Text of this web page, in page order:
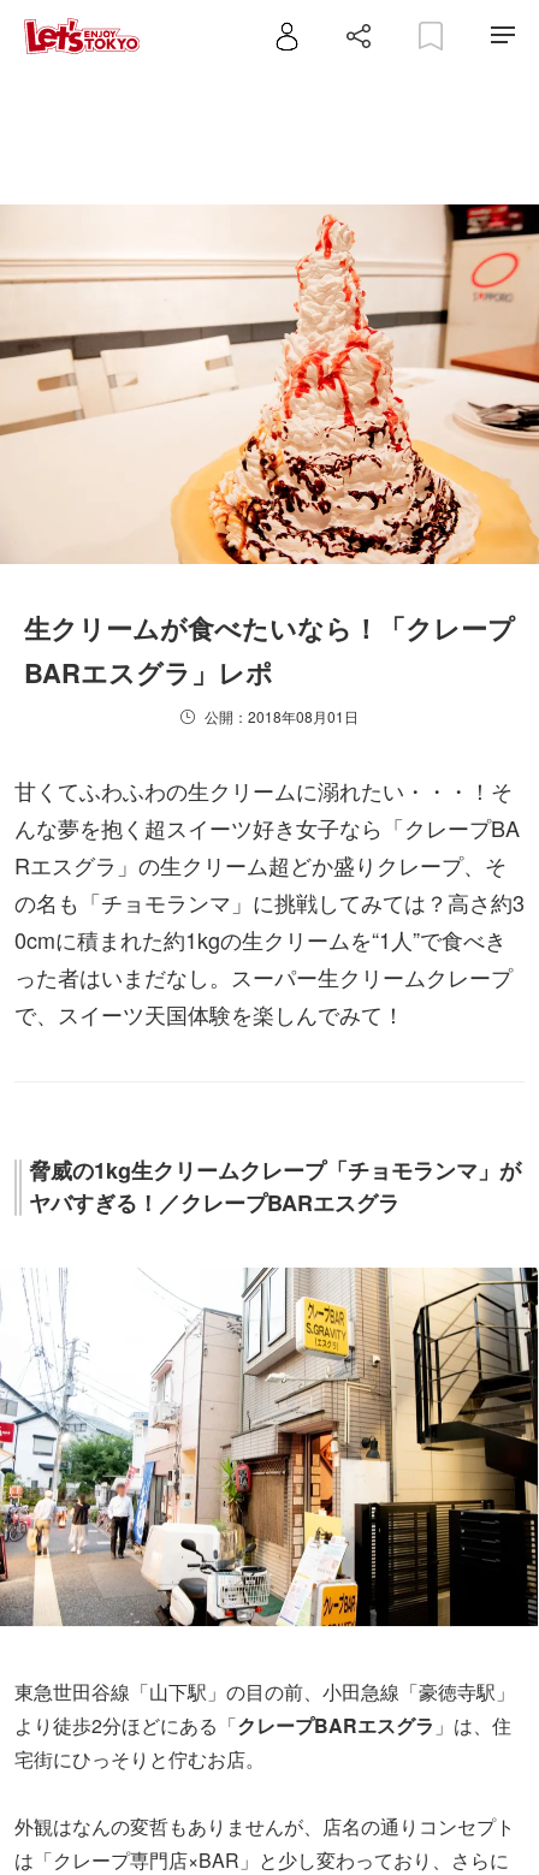
生クリームが食べたいなら！「クレープ
BARエスグラ」レポ
公開：2018年08月01日
甘くてふわふわの生クリームに溺れたい・・・！そ
んな夢を抱く超スイーツ好き女子なら「クレープBA
Rエスグラ」の生クリーム超どか盛りクレープ、そ
の名も「チョモランマ」に挑戦してみては？高さ約3
0cmに積まれた約1kgの生クリームを“1人”で食べき
った者はいまだなし。スーパー生クリームクレープ
で、スイーツ天国体験を楽しんでみて！
脅威の1kg生クリームクレープ「チョモランマ」が
ヤバすぎる！／クレープBARエスグラ
東急世田谷線「山下駅」の目の前、小田急線「豪徳寺駅」
より徒歩2分ほどにある「クレープBARエスグラ 」は、住
宅街にひっそりと佇むお店。
外観はなんの変哲もありませんが、店名の通りコンセプト
は「クレープ専門店×BAR」と少し変わっており、さらに